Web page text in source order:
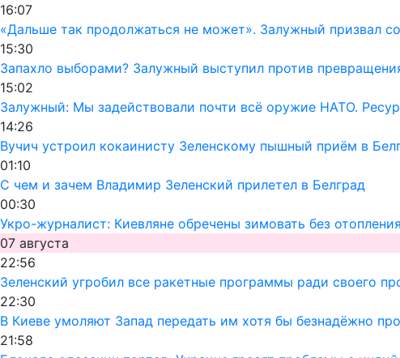
16:07
«Дальше так продолжаться не может». Залужный призвал
15:30
Запахло выборами? Залужный выступил против
15:02
Залужный: Мы задействовали почти всё оружие НАТО.
14:26
Вучич устроил кокаинисту Зеленскому пышный приём в
01:10
С чем и зачем Владимир Зеленский прилетел в Белград
00:30
Укро-журналист: Киевляне обречены зимовать без отопления
07 августа
22:56
Зеленский угробил все ракетные программы ради своего
22:30
В Киеве умоляют Запад передать им хотя бы безнадёжно
21:58